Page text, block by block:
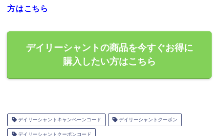
方はこちら
デイリーシャントの商品を今すぐお得に
購入したい方はこちら
デイリーシャントキャンペーンコード デイリーシャントクーポン
デイリーシャントクーポンコード